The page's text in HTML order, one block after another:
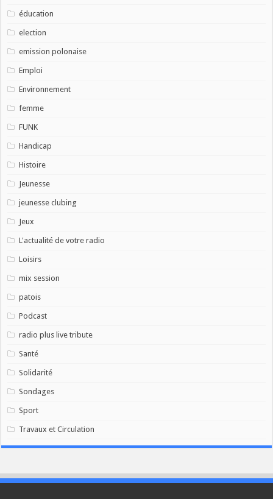
éducation
election
emission polonaise
Emploi
Environnement
femme
FUNK
Handicap
Histoire
Jeunesse
jeunesse clubing
Jeux
L'actualité de votre radio
Loisirs
mix session
patois
Podcast
radio plus live tribute
Santé
Solidarité
Sondages
Sport
Travaux et Circulation